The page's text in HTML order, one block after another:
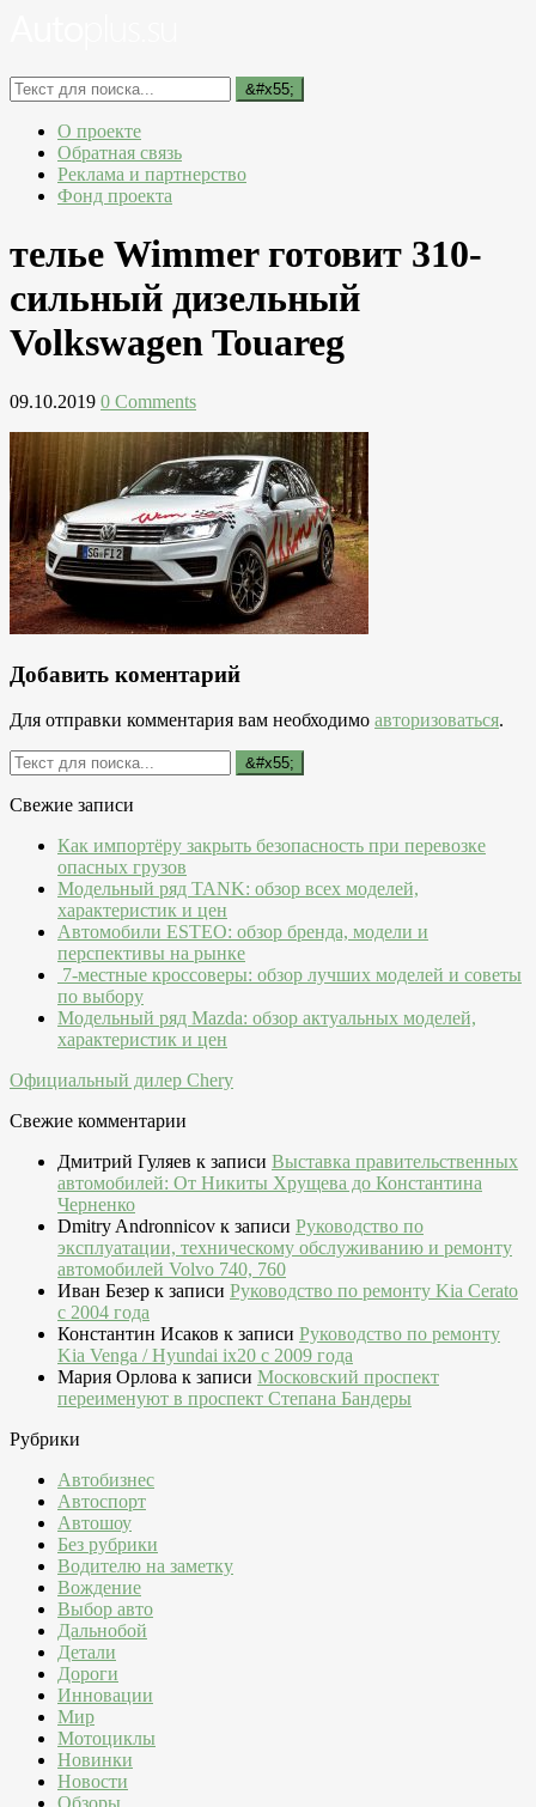
О проекте
Обратная связь
Реклама и партнерство
Фонд проекта
телье Wimmer готовит 310-
сильный дизельный
Volkswagen Touareg
09.10.2019 0 Comments
Добавить коментарий
Для отправки комментария вам необходимо авторизоваться.
Свежие записи
Как импортёру закрыть безопасность при перевозке
опасных грузов
Модельный ряд TANK: обзор всех моделей,
характеристик и цен
Автомобили ESTEO: обзор бренда, модели и
перспективы на рынке
7-местные кроссоверы: обзор лучших моделей и советы
по выбору
Модельный ряд Mazda: обзор актуальных моделей,
характеристик и цен
Официальный дилер Chery
Свежие комментарии
Дмитрий Гуляев к записи Выставка правительственных
автомобилей: От Никиты Хрущева до Константина
Черненко
Dmitry Andronnicov к записи Руководство по
эксплуатации, техническому обслуживанию и ремонту
автомобилей Volvo 740, 760
Иван Безер к записи Руководство по ремонту Kia Cerato
c 2004 года
Константин Исаков к записи Руководство по ремонту
Kia Venga / Hyundai ix20 c 2009 года
Мария Орлова к записи Московский проспект
переименуют в проспект Степана Бандеры
Рубрики
Автобизнес
Автоспорт
Автошоу
Без рубрики
Водителю на заметку
Вождение
Выбор авто
Дальнобой
Детали
Дороги
Инновации
Мир
Мотоциклы
Новинки
Новости